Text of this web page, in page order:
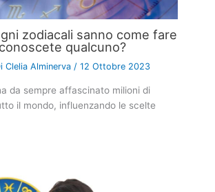
zodiacali sanno come fare
qualcuno?
Clelia Alminerva /12 Ottobre 2023
da sempre affascinato milioni di
il mondo, influenzando le scelte